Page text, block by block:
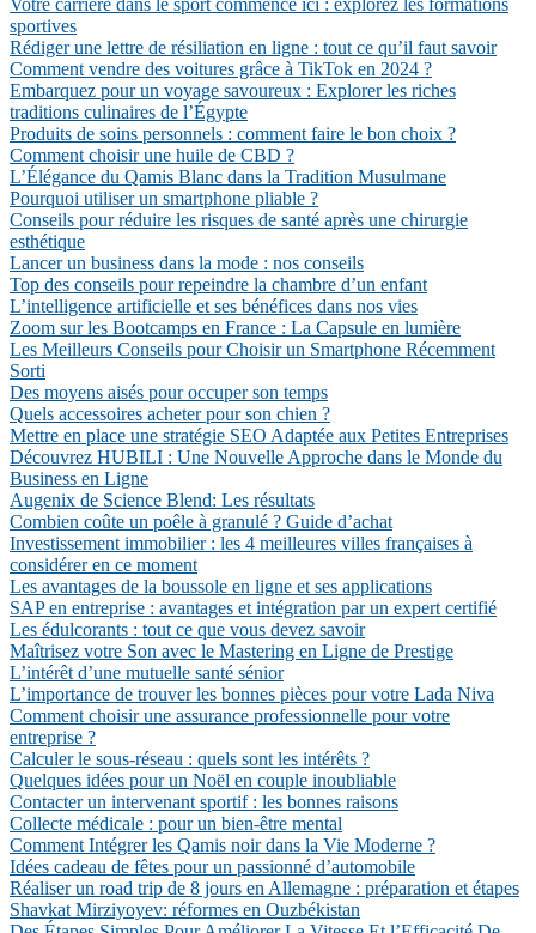
Votre carrière dans le sport commence ici : explorez les formations
sportives
Rédiger une lettre de résiliation en ligne : tout ce qu’il faut savoir
Comment vendre des voitures grâce à TikTok en 2024 ?
Embarquez pour un voyage savoureux : Explorer les riches
traditions culinaires de l’Égypte
Produits de soins personnels : comment faire le bon choix ?
Comment choisir une huile de CBD ?
L’Élégance du Qamis Blanc dans la Tradition Musulmane
Pourquoi utiliser un smartphone pliable ?
Conseils pour réduire les risques de santé après une chirurgie
esthétique
Lancer un business dans la mode : nos conseils
Top des conseils pour repeindre la chambre d’un enfant
L’intelligence artificielle et ses bénéfices dans nos vies
Zoom sur les Bootcamps en France : La Capsule en lumière
Les Meilleurs Conseils pour Choisir un Smartphone Récemment
Sorti
Des moyens aisés pour occuper son temps
Quels accessoires acheter pour son chien ?
Mettre en place une stratégie SEO Adaptée aux Petites Entreprises
Découvrez HUBILI : Une Nouvelle Approche dans le Monde du
Business en Ligne
Augenix de Science Blend: Les résultats
Combien coûte un poêle à granulé ? Guide d’achat
Investissement immobilier : les 4 meilleures villes françaises à
considérer en ce moment
Les avantages de la boussole en ligne et ses applications
SAP en entreprise : avantages et intégration par un expert certifié
Les édulcorants : tout ce que vous devez savoir
Maîtrisez votre Son avec le Mastering en Ligne de Prestige
L’intérêt d’une mutuelle santé sénior
L’importance de trouver les bonnes pièces pour votre Lada Niva
Comment choisir une assurance professionnelle pour votre
entreprise ?
Calculer le sous-réseau : quels sont les intérêts ?
Quelques idées pour un Noël en couple inoubliable
Contacter un intervenant sportif : les bonnes raisons
Collecte médicale : pour un bien-être mental
Comment Intégrer les Qamis noir dans la Vie Moderne ?
Idées cadeau de fêtes pour un passionné d’automobile
Réaliser un road trip de 8 jours en Allemagne : préparation et étapes
Shavkat Mirziyoyev: réformes en Ouzbékistan